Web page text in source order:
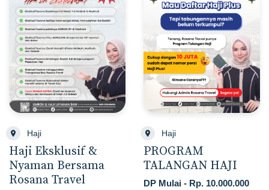
Haji
Haji Eksklusif &
Nyaman Bersama
Rosana Travel
Haji
PROGRAM
TALANGAN HAJI
DP Mulai - Rp. 10.000.000